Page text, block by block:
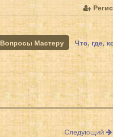
Вопросы Мастеру Что, где,
Следующий